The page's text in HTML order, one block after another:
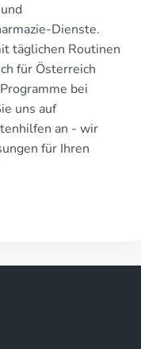
Dienste.
täglichen Routinen
für Österreich
bei
uns auf
an - wir
für Ihren